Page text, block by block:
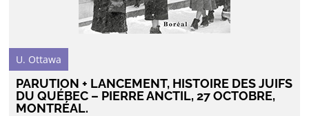
U. Ottawa
PARUTION + LANCEMENT, HISTOIRE DES JUIFS
DU QUÉBEC – PIERRE ANCTIL, 27 OCTOBRE,
MONTRÉAL.